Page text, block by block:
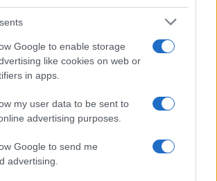
Google to enable storage
like cookies on web or
in apps.
my user data to be sent to
advertising purposes.
Google to send me
advertising.
Stampa Segnala
sempre aggiornato?
di Gallura Oggi e ricevi le nostre
contenenti le ultime notizie pubblicate